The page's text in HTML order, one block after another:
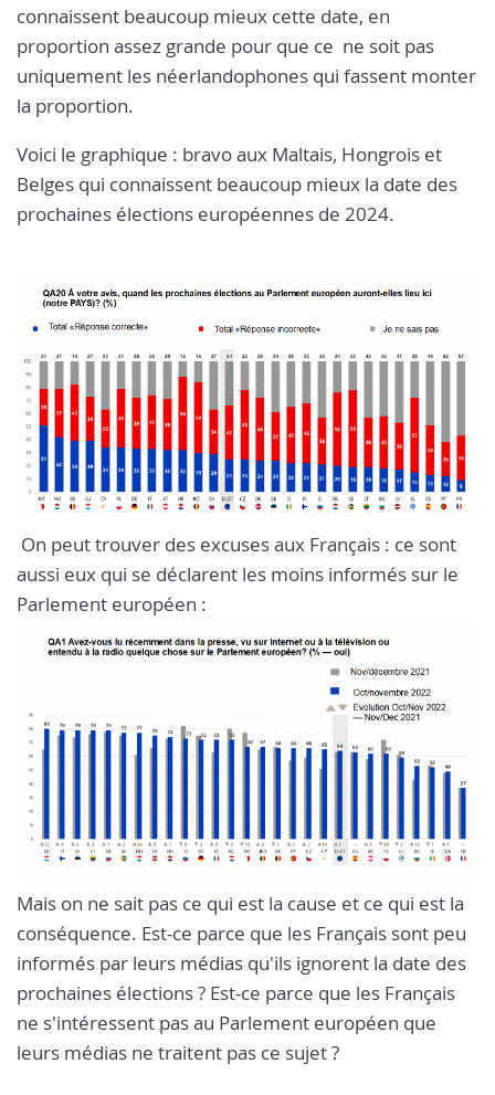
connaissent beaucoup mieux cette date, en
proportion assez grande pour que ce ne soit pas
uniquement les néerlandophones qui fassent monter
la proportion.
Voici le graphique : bravo aux Maltais, Hongrois et
Belges qui connaissent beaucoup mieux la date des
prochaines élections européennes de 2024.
On peut trouver des excuses aux Français : ce sont
aussi eux qui se déclarent les moins informés sur le
Parlement européen :
Mais on ne sait pas ce qui est la cause et ce qui est la
conséquence. Est-ce parce que les Français sont peu
informés par leurs médias qu'ils ignorent la date des
prochaines élections ? Est-ce parce que les Français
ne s'intéressent pas au Parlement européen que
leurs médias ne traitent pas ce sujet ?